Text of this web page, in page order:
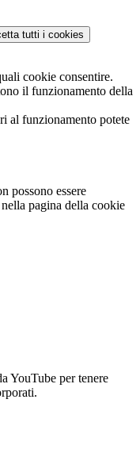
tutti i cookies
cookie consentire.
il funzionamento della
al funzionamento potete
possono essere
pagina della cookie
YouTube per tenere